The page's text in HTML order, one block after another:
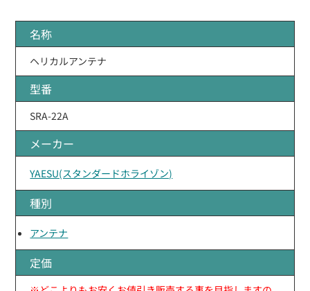
名称
ヘリカルアンテナ
型番
SRA-22A
メーカー
YAESU(スタンダードホライゾン)
種別
アンテナ
定価